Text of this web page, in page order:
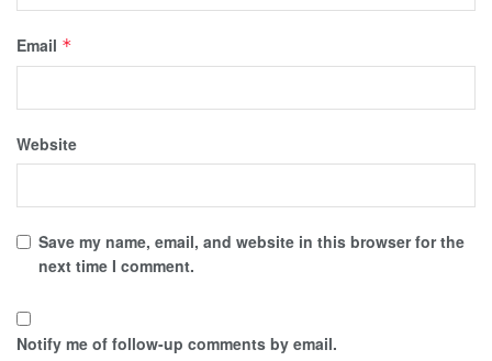
Email *
Website
Save my name, email, and website in this browser for the
next time I comment.
Notify me of follow-up comments by email.